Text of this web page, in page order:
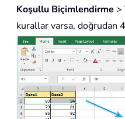
Koşullu Biçimlendirme >
kurallar varsa, doğrudan